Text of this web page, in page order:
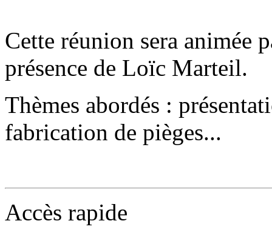
Cette réunion sera animée
présence de Loïc Marteil.
Thèmes abordés :
fabrication de pièges...
Accès rapide